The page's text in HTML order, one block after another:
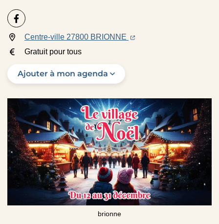
INFOS UTILES
Page Facebook (nouvelle fenêtre)
Centre-ville 27800 BRIONNE (ouverture dans un
(ouverture dans un
Gratuit pour tous
Ajouter à mon agenda
brionne